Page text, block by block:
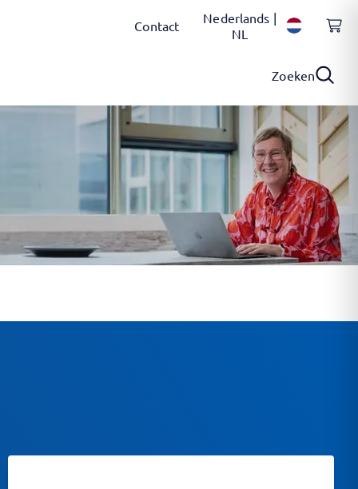
Contact
Nederlands |
NL
Zoeken